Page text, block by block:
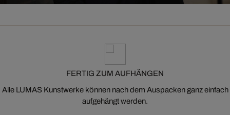
FERTIG ZUM AUFHÄNGEN
Alle LUMAS Kunstwerke können nach dem Auspacken ganz einfach
aufgehängt werden.